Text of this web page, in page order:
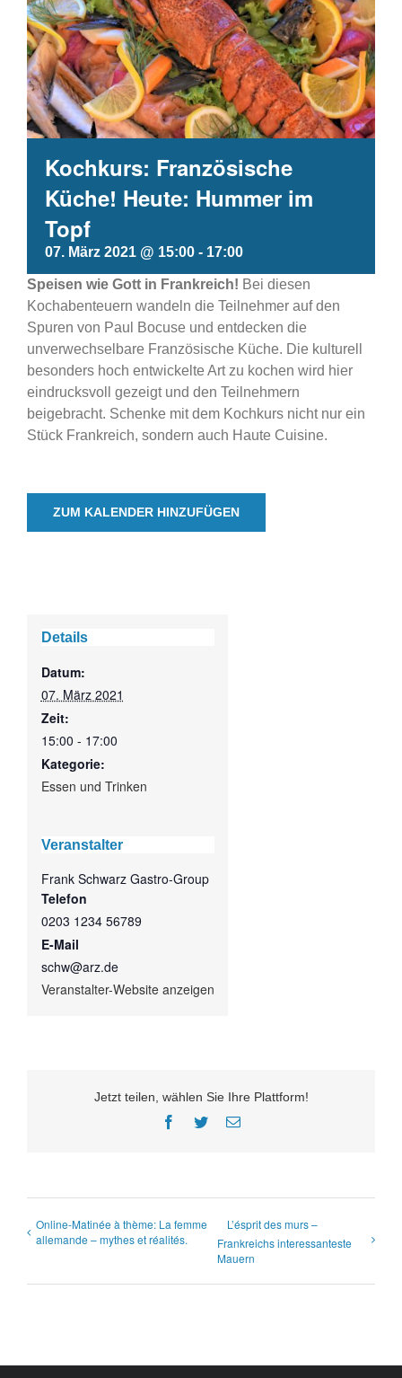
Kochkurs: Französische
Küche! Heute: Hummer im
Topf
07. März 2021 @ 15:00 - 17:00
Speisen wie Gott in Frankreich! Bei diesen
Kochabenteuern wandeln die Teilnehmer auf den
Spuren von Paul Bocuse und entdecken die
unverwechselbare Französische Küche. Die kulturell
besonders hoch entwickelte Art zu kochen wird hier
eindrucksvoll gezeigt und den Teilnehmern
beigebracht. Schenke mit dem Kochkurs nicht nur ein
Stück Frankreich, sondern auch Haute Cuisine.
ZUM KALENDER HINZUFÜGEN
Details
Datum:
07. März 2021
Zeit:
15:00 - 17:00
Kategorie:
Essen und Trinken
Veranstalter
Frank Schwarz Gastro-Group
Telefon
0203 1234 56789
E-Mail
schw@arz.de
Veranstalter-Website anzeigen
Jetzt teilen, wählen Sie Ihre Plattform!
Facebook
TwitterE-
Online-Matinée à thème: La femme
allemande – mythes et réalités.
L’ésprit des murs –
Frankreichs interessanteste
Mauern